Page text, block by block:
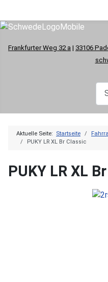
Frankfurter Weg 32 a | 33106
Aktuelle Seite: Startseite
PUKY LR XL Br Classic
PUKY LR XL